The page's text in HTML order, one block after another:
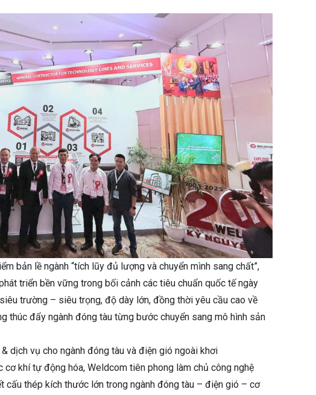
bản lề ngành “tích lũy đủ lượng và chuyển mình sang chất”,
triển bền vững trong bối cảnh các tiêu chuẩn quốc tế ngày
trường – siêu trọng, độ dày lớn, đồng thời yêu cầu cao về
thúc đẩy ngành đóng tàu từng bước chuyển sang mô hình sản
dịch vụ cho ngành đóng tàu và điện gió ngoài khơi
khí tự động hóa, Weldcom tiên phong làm chủ công nghệ
cấu thép kích thước lớn trong ngành đóng tàu – điện gió – cơ